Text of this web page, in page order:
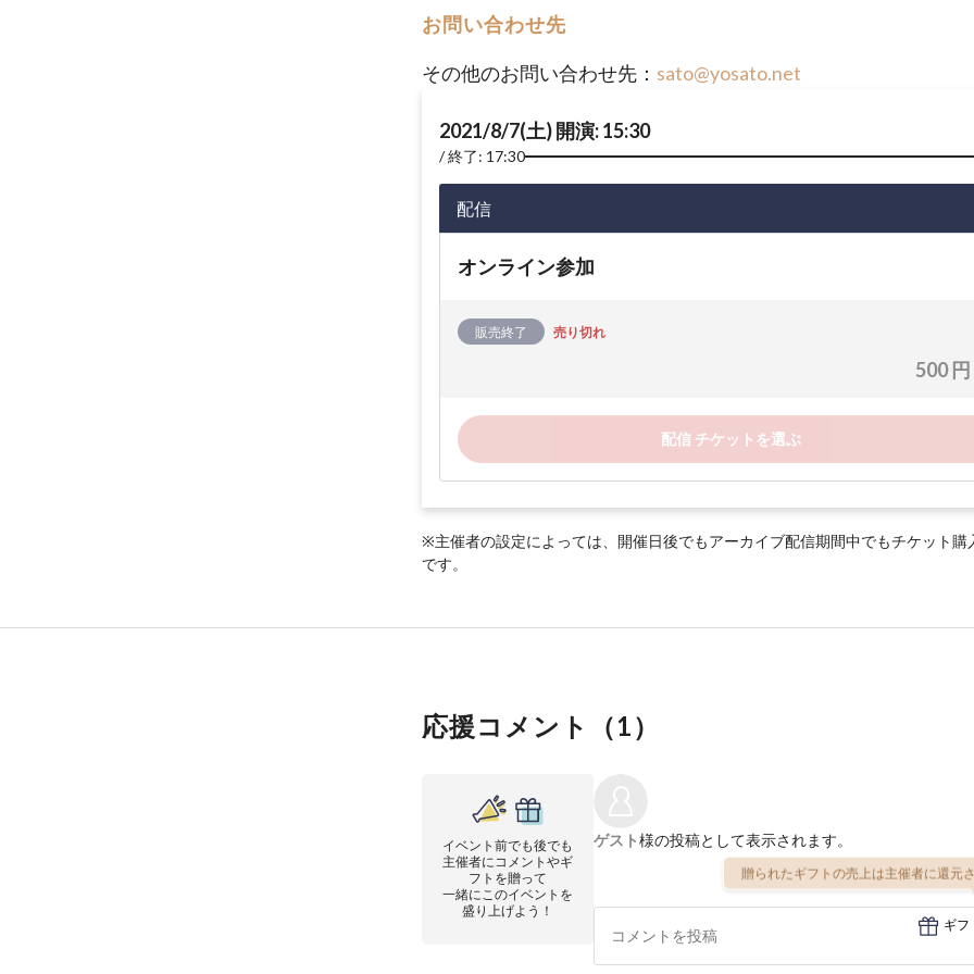
お問い合わせ先
その他のお問い合わせ先： sato@yosato.net
2021/8/7(土) 開演: 15:30
終了: 17:30
配信
オンライン参加
販売終了 売り切れ
500 円
配信 チケットを選ぶ
※主催者の設定によっては、開催日後でもアーカイブ配信期間中でもチケット購
です。
応援コメント（1）
イベント前でも後でも
主催者にコメントやギ
フトを贈って
一緒にこのイベントを
盛り上げよう！
ゲスト様の投稿として表示されます。
贈られたギフトの売上は主催者に還元
ギフ